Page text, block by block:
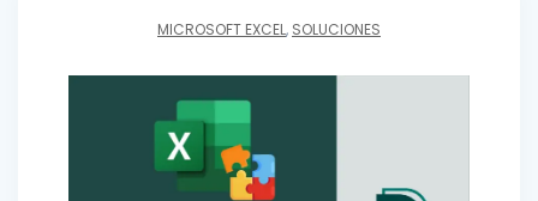
MICROSOFT EXCEL, SOLUCIONES